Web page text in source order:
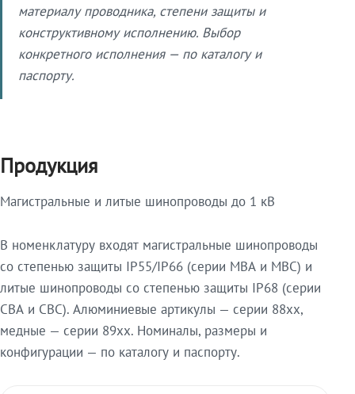
материалу проводника, степени защиты и
конструктивному исполнению. Выбор
конкретного исполнения — по каталогу и
паспорту.
Продукция
Магистральные и литые шинопроводы до 1 кВ
В номенклатуру входят магистральные шинопроводы
со степенью защиты IP55/IP66 (серии МВА и МВС) и
литые шинопроводы со степенью защиты IP68 (серии
СВА и СВС). Алюминиевые артикулы — серии 88xx,
медные — серии 89xx. Номиналы, размеры и
конфигурации — по каталогу и паспорту.